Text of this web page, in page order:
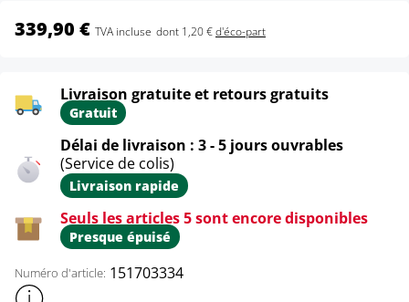
339,90 € TVA incluse dont 1,20 €d'éco-part
Livraison gratuite et retours gratuits
Gratuit
Délai de livraison : 3 - 5 jours ouvrables
(Service de colis)
Livraison rapide
Seuls les articles 5 sont encore disponibles
Presque épuisé
Numéro d'article: 151703334
Afficher plus d'informations sur le produit